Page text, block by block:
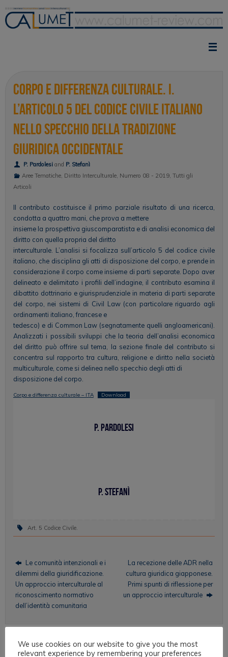
contenuto
Corpo e differenza culturale. I.
L’articolo 5 del codice civile italiano
nello specchio della tradizione
giuridica occidentale
P. Pardolesiand P. Stefanì
Aree Tematiche, Diritto Interculturale, Numero 08 - 2019, Tutti gli
Articoli
Il contributo costituisce il primo parziale risultato di una ricerca,
condotta a quattro mani, che prova a mettere
insieme la prospettiva giuscomparatista e di analisi economica del
diritto con quella propria del diritto
interculturale. L’analisi si focalizza sull’articolo 5 del codice civile
italiano, che disciplina gli atti di disposizione del corpo, e prende in
considerazione il corpo come insieme di parti separate. Dopo aver
delineato e delimitato i profili dell’indagine, il contributo esamina il
dibattito dottrinario e giurisprudenziale in materia di parti separate
del corpo, nei sistemi di Civil Law (con particolare riguardo agli
ordinamenti italiano, francese e
tedesco) e di Common Law (segnatamente quelli angloamericani).
Analizzati i possibili sviluppi che la teoria dell’analisi economica
del diritto può offrire sul tema, la sezione finale del contributo si
concentra sul rapporto tra cultura, religione e diritto nella società
multiculturale, come si delinea nello specchio degli atti di
disposizione del corpo.
Corpo e differenza culturale – ITA Download
P. Pardolesi
P. Stefanì
Art. 5 Codice Civile.
Le comunità intenzionali e i
dilemmi della giuridificazione.
Un approccio interculturale al
riconoscimento normativo
dell’identità comunitaria
La recezione delle ADR nella
cultura giuridica giapponese.
Primi spunti di riflessione per
un approccio interculturale
Aree tematiche
We use cookies on our website to give you the most
relevant experience by remembering your preferences